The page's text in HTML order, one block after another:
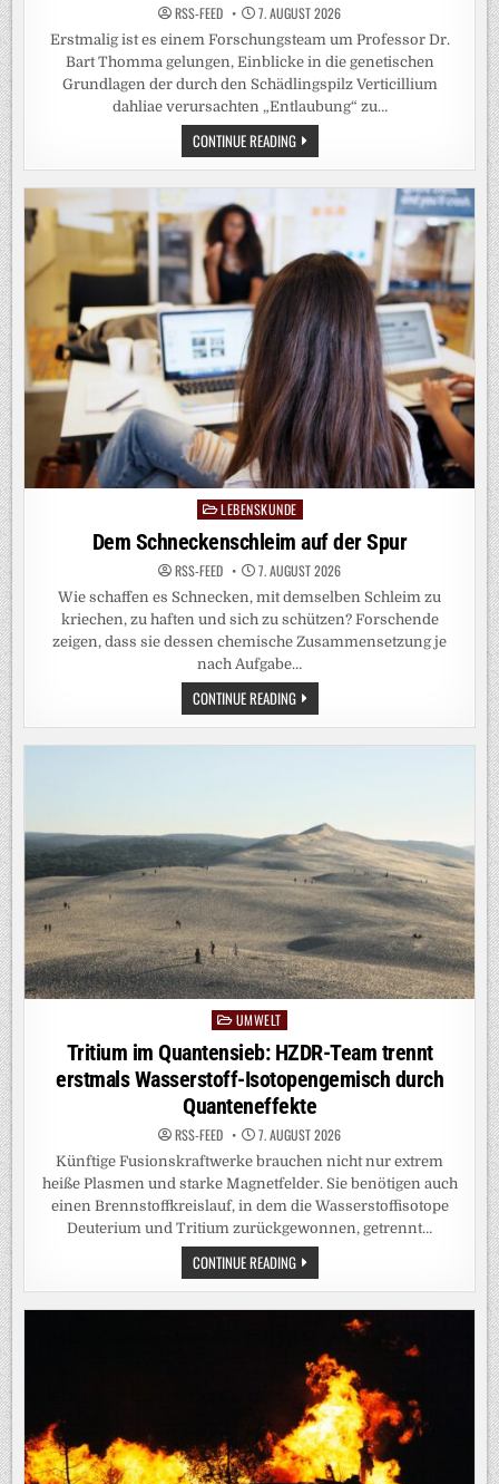
RSS-FEED 7. AUGUST 2026
Erstmalig ist es einem Forschungsteam um Professor Dr.
Bart Thomma gelungen, Einblicke in die genetischen
Grundlagen der durch den Schädlingspilz Verticillium
dahliae verursachten „Entlaubung“ zu…
CONTINUE READINGFORSCHENDE
ENTDECKEN
PILZPROTEIN,
BLATTVERLUST
FÜHRT
Posted
in
LEBENSKUNDE
Dem Schneckenschleim auf der Spur
RSS-FEED 7. AUGUST 2026
Wie schaffen es Schnecken, mit demselben Schleim zu
kriechen, zu haften und sich zu schützen? Forschende
zeigen, dass sie dessen chemische Zusammensetzung je
nach Aufgabe…
CONTINUE READINGDEM
SCHNECKENSCHLEIM
AUF
DER
PostedUMWELT
Tritium im Quantensieb: HZDR-Team trennt
erstmals Wasserstoff-Isotopengemisch durch
Quanteneffekte
RSS-FEED 7. AUGUST 2026
Künftige Fusionskraftwerke brauchen nicht nur extrem
heiße Plasmen und starke Magnetfelder. Sie benötigen auch
einen Brennstoffkreislauf, in dem die Wasserstoffisotope
Deuterium und Tritium zurückgewonnen, getrennt…
CONTINUE READINGTRITIUM
IM
QUANTENSIEB:
HZDR-
ERSTMALS
WASSERSTOFF-
ISOTOPENGEMISCH
DURCH
QUANTENEFFEKTE